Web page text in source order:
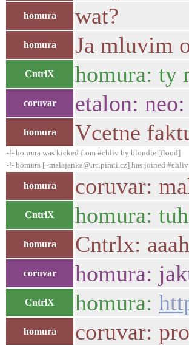
homura wat?
homura Ja mluvim
CntrlX homura: ty
coruvar etalon:
homura Vcetne
-!- homura was kicked from #chliv by blondie [flood]
-!- homura [~malajanka@irc.pirati.cz] has joined #chliv
homura coruvar:
CntrlX homura:
homura Cntrlx:
coruvar homura:
CntrlX homura:
homura coruvar: